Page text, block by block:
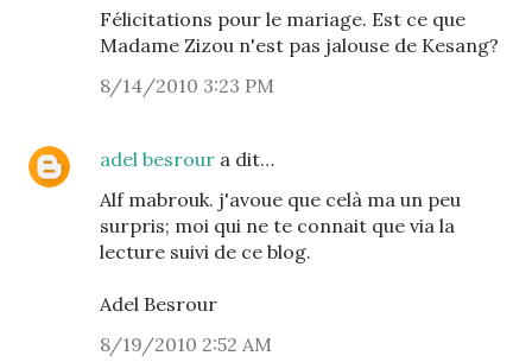
Félicitations pour le mariage. Est ce que
Madame Zizou n'est pas jalouse de Kesang?
8/14/2010 3:23 PM
adel besrour a dit…
Alf mabrouk. j'avoue que celà ma un peu
surpris; moi qui ne te connait que via la
lecture suivi de ce blog.
Adel Besrour
8/19/2010 2:52 AM